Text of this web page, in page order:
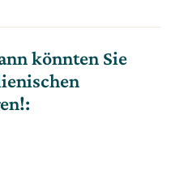
könnten Sie